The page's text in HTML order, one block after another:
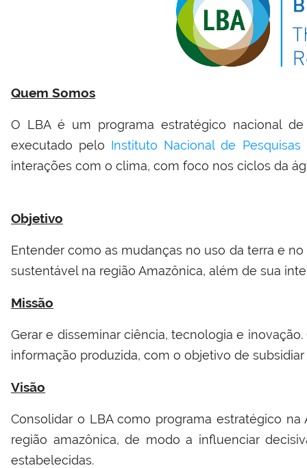
Quem Somos
O LBA é um programa estratégico nacional
executado pelo Instituto Nacional de Pesquisas
interações com o clima, com foco nos ciclos da
Objetivo
Entender como as mudanças no uso da terra e
sustentável na região Amazônica, além de sua
Missão
Gerar e disseminar ciência, tecnologia e
informação produzida, com o objetivo de
Visão
Consolidar o LBA como programa estratégico
região amazônica, de modo a influenciar
estabelecidas.